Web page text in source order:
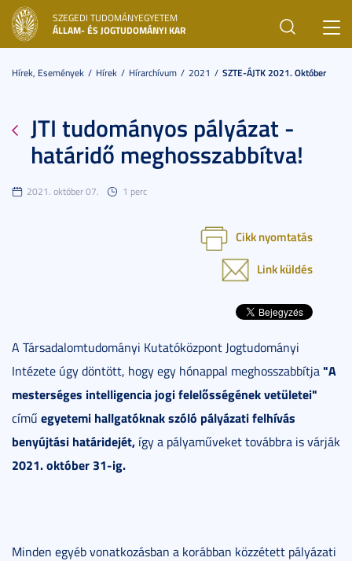
SZEGEDI TUDOMÁNYEGYETEM
ÁLLAM- ÉS JOGTUDOMÁNYI KAR
Hírek, Események Hírek Hírarchívum 2021 SZTE-ÁJTK 2021. Október
JTI tudományos pályázat -
határidő meghosszabbítva!
2021. október 07. 1 perc
Cikk nyomtatás
Link küldés
A Társadalomtudományi Kutatóközpont Jogtudományi
Intézete úgy döntött, hogy egy hónappal meghosszabbítja"A
mesterséges intelligencia jogi felelősségének vetületei"
című egyetemi hallgatóknak szóló pályázati felhívás
benyújtási határidejét,így a pályaműveket továbbra is várják
2021. október 31-ig.
Minden egyéb vonatkozásban a korábban közzétett pályázati